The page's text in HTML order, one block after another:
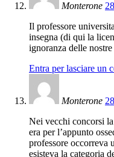
Monterone
Il professore
insegna (di qui la
ignoranza delle
Entra per lasciare un
Monterone
Nei vecchi concorsi
era per l’appunto
professore occorreva
esisteva la categoria